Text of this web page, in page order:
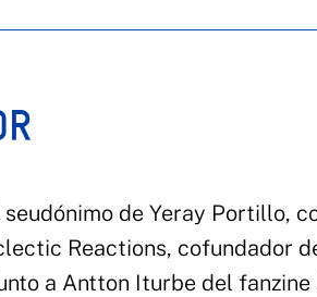
de Yeray Portillo,
Reactions, cofundador
a Antton Iturbe del